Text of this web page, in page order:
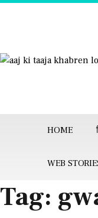
Skip
HOME
WEB
Tag: